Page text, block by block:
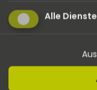
Alle